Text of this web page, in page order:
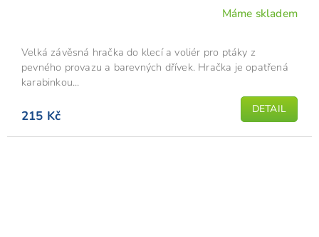
Máme skladem
215 Kč DETAIL
Velká závěsná hračka do klecí a voliér pro ptáky z
pevného provazu a barevných dřívek. Hračka je opatřená
karabinkou...